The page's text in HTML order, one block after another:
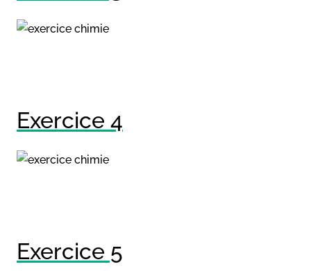
Exercice 4
Exercice 5